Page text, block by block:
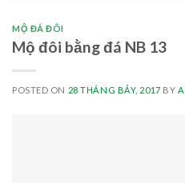
MỘ ĐÁ ĐÔI
Mộ đôi bằng đá NB 13
POSTED ON 28 THÁNG BẢY, 2017 BY